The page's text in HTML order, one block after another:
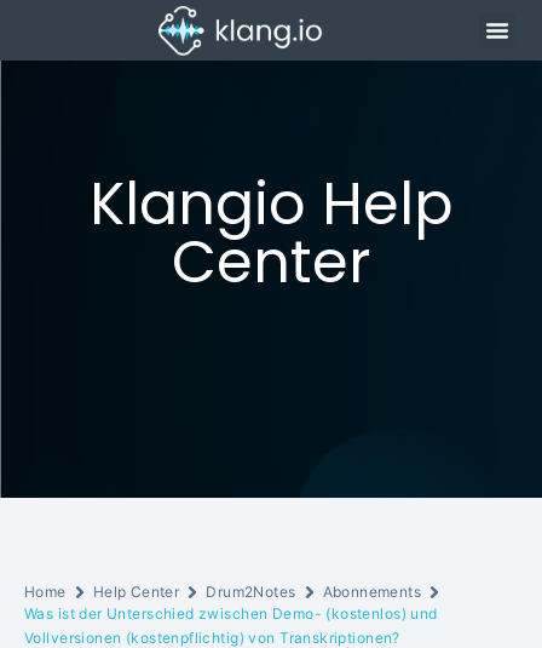
Klangio Help
Center
Home Help Center Drum2Notes
Abonnements
Was ist der Unterschied zwischen Demo- (kostenlos) und
Vollversionen (kostenpflichtig) von Transkriptionen?